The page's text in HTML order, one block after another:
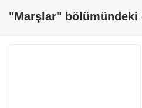
"Marşlar" bölümündeki